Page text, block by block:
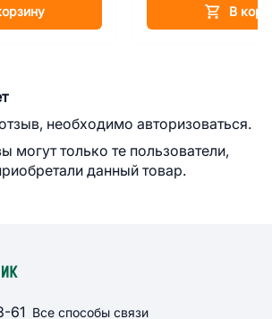
В
необходимо авторизоваться.
могут только те пользователи,
данный товар.
61 Все способы связи